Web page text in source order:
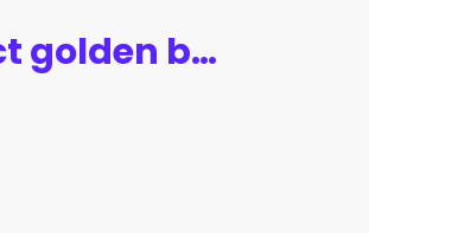
Vector abstract golden background with arabic motifs. Art deco wedding, party pattern, geometric